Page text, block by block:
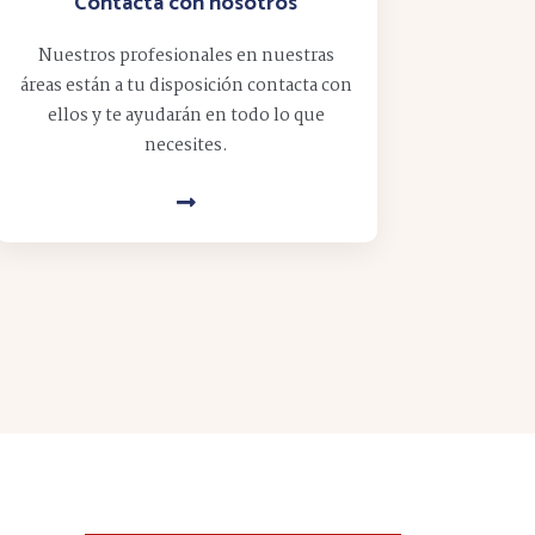
Nuestros profesionales en nuestras
áreas están a tu disposición contacta con
ellos y te ayudarán en todo lo que
necesites.